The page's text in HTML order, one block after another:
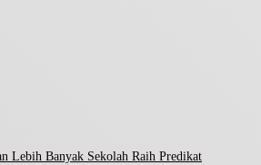
Lebih Banyak Sekolah Raih Predikat